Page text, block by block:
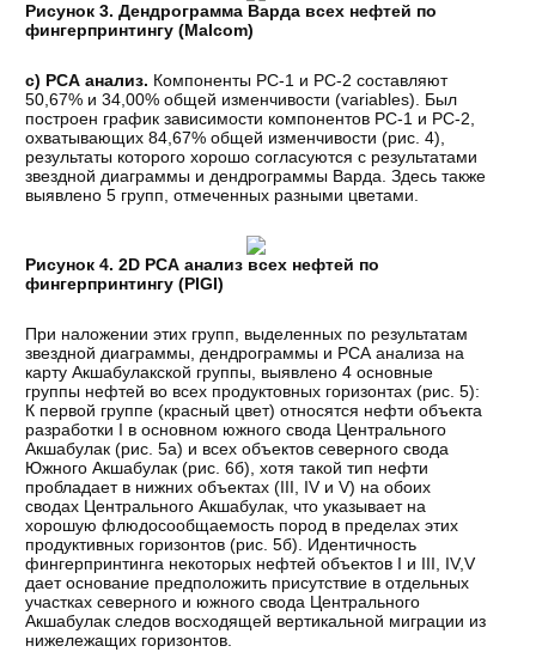
Рисунок 3. Дендрограмма Варда всех нефтей по
фингерпринтингу (Malcom)
с) РСА анализ. Компоненты РС-1 и РС-2 составляют
50,67% и 34,00% общей изменчивости (variables). Был
построен график зависимости компонентов РС-1 и РС-2,
охватывающих 84,67% общей изменчивости (рис. 4),
результаты которого хорошо согласуются с результатами
звездной диаграммы и дендрограммы Варда. Здесь также
выявлено 5 групп, отмеченных разными цветами.
Рисунок 4. 2D РСА анализ всех нефтей по
фингерпринтингу (PIGI)
При наложении этих групп, выделенных по результатам
звездной диаграммы, дендрограммы и РСА анализа на
карту Акшабулакской группы, выявлено 4 основные
группы нефтей во всех продуктовных горизонтах (рис. 5):
К первой группе (красный цвет) относятся нефти объекта
разработки I в основном южного свода Центрального
Акшабулак (рис. 5а) и всех объектов северного свода
Южного Акшабулак (рис. 6б), хотя такой тип нефти
пробладает в нижних объектах (III, IV и V) на обоих
сводах Центрального Акшабулак, что указывает на
хорошую флюдосообщаемость пород в пределах этих
продуктивных горизонтов (рис. 5б). Идентичность
фингерпринтинга некоторых нефтей объектов I и III, IV,V
дает основание предположить присутствие в отдельных
участках северного и южного свода Центрального
Акшабулак следов восходящей вертикальной миграции из
нижележащих горизонтов.